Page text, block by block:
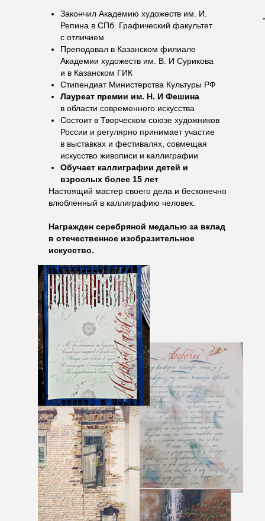
Закончил Академию художеств им. И.
Репина в СПб. Графический факультет
с отличием
Преподавал в Казанском филиале
Академии художеств им. В. И Сурикова
и в Казанском ГИК
Стипендиат Министерства Культуры РФ
Лауреат премии им. Н. И Фешина
в области современного искусства
Состоит в Творческом союзе художников
России и регулярно принимает участие
в выставках и фестивалях, совмещая
искусство живописи и каллиграфии
Обучает каллиграфии детей и
взрослых более 15 лет
Настоящий мастер своего дела и бесконечно
влюбленный в каллиграфию человек.
Награжден серебряной медалью за вклад
в отечественное изобразительное
искусство.